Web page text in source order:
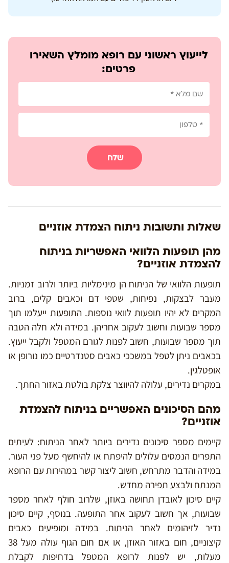
לייעוץ ראשוני עם רופא מומלץ השאירו
פרטים:
שלח
שאלות ותשובות ניתוח הצמדת אוזניים
מהן תופעות הלוואי האפשריות בניתוח
להצמדת אוזניים?
תופעות הלוואי של הניתוח הן מינימליות ביותר ולרוב זמניות.
מעבר לבצקות, נפיחות, שטפי דם וכאבים קלים, ברוב
המקרים לא יהיו תופעות לוואי נוספות. התופעות ייעלמו תוך
מספר שבועות וחשוב לעקוב אחריהן. במידה ולא חלה הטבה
תוך מספר שבועות, חשוב לפנות לגורם המטפל ולקבל ייעוץ.
בכאבים ניתן לטפל במשככי כאבים סטנדרטיים כמו נורופן או
אופטלגין.
במקרים נדירים, עלולה להיווצר צלקת בולטת באזור החתך.
מהם הסיכונים האפשריים בניתוח להצמדת
אוזניים?
קיימים מספר סיכונים נדירים ביותר לאחר הניתוח: לעיתים
התפרים הנמסים עלולים להיפתח או להיחשף מעל פני העור.
במידה והדבר מתרחש, חשוב ליצור קשר במהירות עם הרופא
המנתח ולבצע תפירה מחדש.
קיים סיכון לאובדן תחושה באוזן, שלרוב חולף לאחר מספר
שבועות, אך חשוב לעקוב אחר התופעה. בנוסף, קיים סיכון
נדיר לזיהומים לאחר הניתוח. במידה ומופיעים כאבים
קיצוניים, חום באזור האוזן, או אם חום הגוף עולה מעל 38
מעלות, יש לפנות לרופא המטפל בדחיפות לקבלת